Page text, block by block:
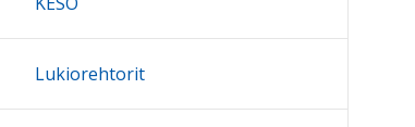
Lukiorehtorit